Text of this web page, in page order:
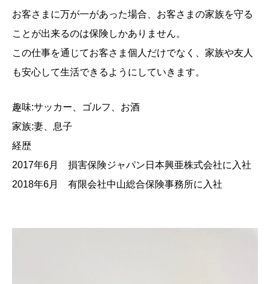
お客さまに万が一があった場合、お客さまの家族を守る
ことが出来るのは保険しかありません。
この仕事を通じてお客さま個人だけでなく、家族や友人
も安心して生活できるようにしていきます。
趣味:サッカー、ゴルフ、お酒
家族:妻、息子
経歴
2017年6月 損害保険ジャパン日本興亜株式会社に入社
2018年6月 有限会社中山総合保険事務所に入社